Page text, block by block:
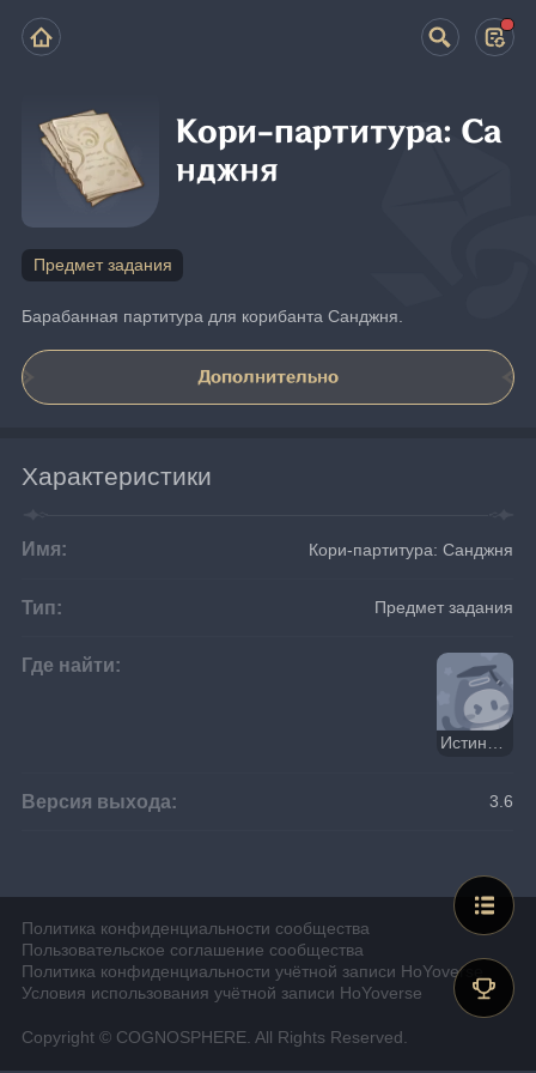
Кори-партитура: Са
нджня
Предмет задания
Барабанная партитура для корибанта Санджня.
Дополнительно
Характеристики
Имя: Кори-партитура: Санджня
Тип: Предмет задания
Где найти:
Истинный звук пробуждения
Версия выхода: 3.6
Политика конфиденциальности сообщества
Пользовательское соглашение сообщества
Политика конфиденциальности учётной записи HoYoverse
Условия использования учётной записи HoYoverse
Copyright © COGNOSPHERE. All Rights Reserved.